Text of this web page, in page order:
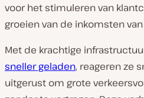
voor het stimuleren van
groeien van de inkomsten
Met de krachtige
sneller geladen, reageren ze
uitgerust om grote